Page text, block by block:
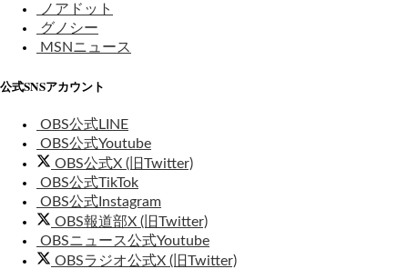
ノアドット
グノシー
MSNニュース
公式SNSアカウント
OBS公式LINE
OBS公式Youtube
OBS公式X (旧Twitter)
OBS公式TikTok
OBS公式Instagram
OBS報道部X (旧Twitter)
OBSニュース公式Youtube
OBSラジオ公式X (旧Twitter)